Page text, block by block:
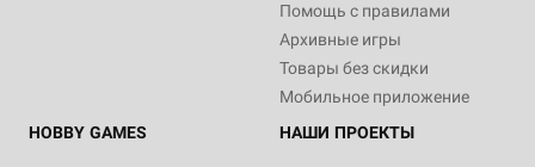
Помощь с правилами
Архивные игры
Товары без скидки
Мобильное приложение
HOBBY GAMES
НАШИ ПРОЕКТЫ